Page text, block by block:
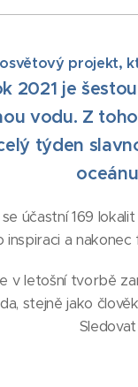
projekt,
2021 je
vodu. Z
týden
účastní 169
inspiraci a
v letošní tvorbě
stejně jako